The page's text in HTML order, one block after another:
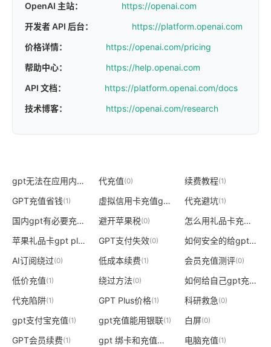
OpenAI 主站：
https://openai.com
开发者 API 后台：
https://platform.openai.com
价格详情：
https://openai.com/pricing
帮助中心：
https://help.openai.com
API 文档：
https://platform.openai.com/docs
技术博客：
https://openai.com/research
gpt无法在应用内充值 (1)代充值(0) 续费教程(1)
GPT充值省钱(1) 虚拟信用卡充值gpt 代充避坑(1)
国内gpt有必要充值吗 (1)避开苹果税(0) 怎么用礼品卡充值gpt
苹果礼品卡gpt plus充值 (1)
GPT支付失效(0) 如何安全的给gpt充值
AI订阅绕过(0) 低成本续费(1) 会员充值测评(0)
低价充值(1) 绕过方法(0) 如何给自己gpt充值
代充陷阱(1) GPT Plus价格(1) 科研救急 (0)
gpt支付宝充值(1) gpt充值能用银联(1) 白屏(0)
GPT会员续费(1) gpt 绑卡和充值区别 电脑充值(1)